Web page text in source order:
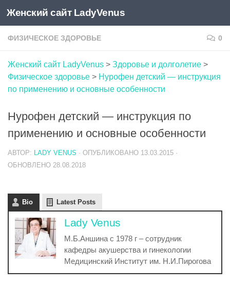
Skip to content
Женский сайт LadyVenus
ФИЗИЧЕСКОЕ ЗДОРОВЬЕ 0
Женский сайт LadyVenus > Здоровье и долголетие >
Физическое здоровье > Нурофен детский — инструкция
по применению и основные особенности
Нурофен детский — инструкция по
применению и основные особенности
АВТОР: LADY VENUS · ОПУБЛИКОВАНО 13.03.2015 ·
ОБНОВЛЕНО 28.08.2018
Bio Latest Posts
Lady Venus
М.Б.Аншина с 1978 г – сотрудник
кафедры акушерства и гинекологии
Медицинский Институт им. Н.И.Пирогова